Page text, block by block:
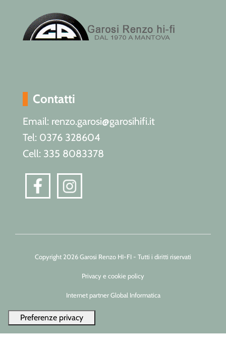
Contatti
Email: renzo.garosi@garosihifi.it
Tel: 0376 328604
Cell: 335 8083378
Copyright 2026 Garosi Renzo HI-FI - Tutti i diritti riservati
Privacy e cookie policy
Internet partner Global Informatica